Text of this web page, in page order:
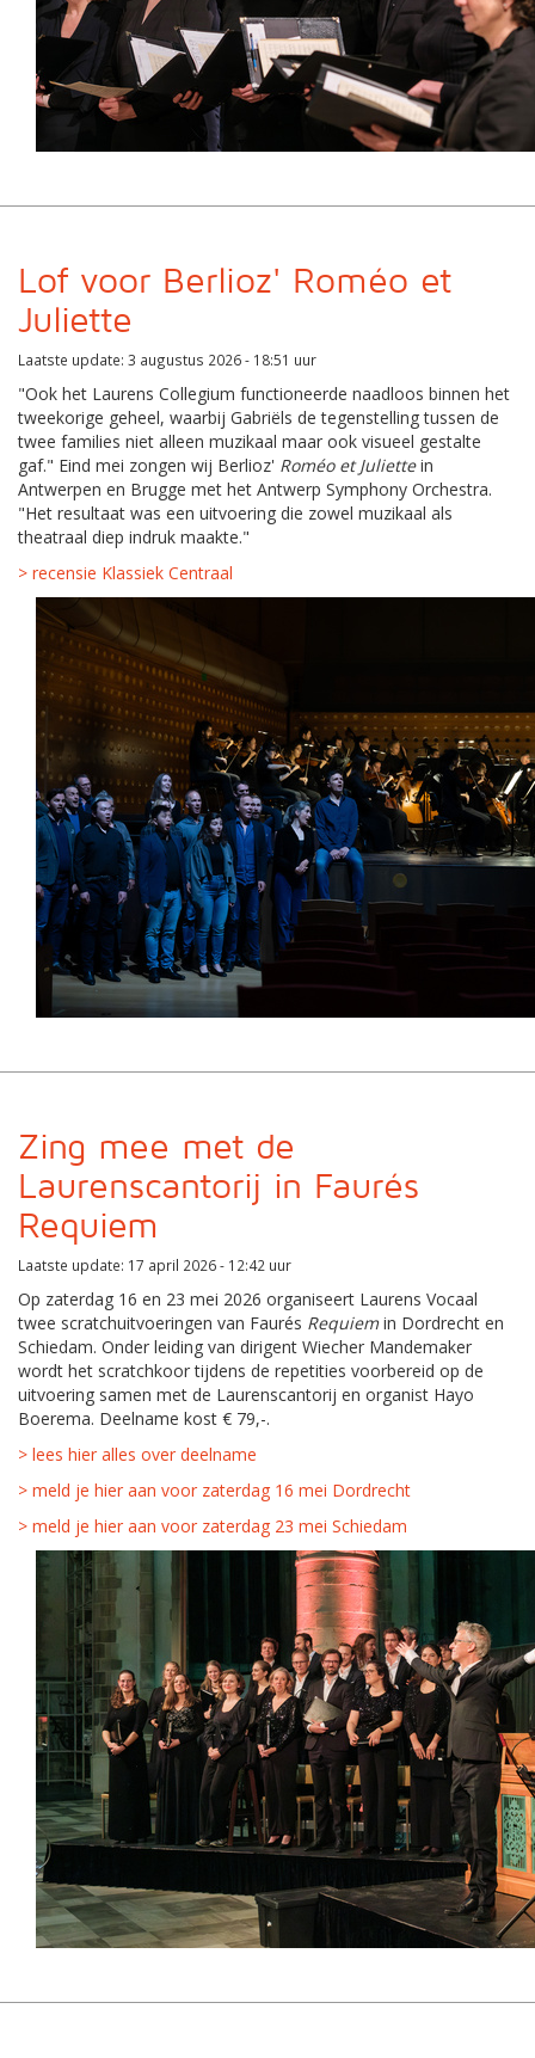
Lof voor Berlioz' Roméo et
Juliette
Laatste update: 3 augustus 2026 - 18:51 uur
"Ook het Laurens Collegium functioneerde naadloos binnen het
tweekorige geheel, waarbij Gabriëls de tegenstelling tussen de
twee families niet alleen muzikaal maar ook visueel gestalte
gaf." Eind mei zongen wij Berlioz' Roméo et Juliettein
Antwerpen en Brugge met het Antwerp Symphony Orchestra.
"Het resultaat was een uitvoering die zowel muzikaal als
theatraal diep indruk maakte."
> recensie Klassiek Centraal
Zing mee met de
Laurenscantorij in Faurés
Requiem
Laatste update: 17 april 2026 - 12:42 uur
Op zaterdag 16 en 23 mei 2026 organiseert Laurens Vocaal
twee scratchuitvoeringen van Faurés Requiemin Dordrecht en
Schiedam. Onder leiding van dirigent Wiecher Mandemaker
wordt het scratchkoor tijdens de repetities voorbereid op de
uitvoering samen met de Laurenscantorij en organist Hayo
Boerema. Deelname kost € 79,-.
> lees hier alles over deelname
> meld je hier aan voor zaterdag 16 mei Dordrecht
> meld je hier aan voor zaterdag 23 mei Schiedam